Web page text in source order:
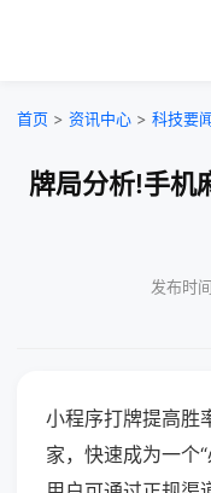
首页 > 资讯中心 > 科技要
牌局分析!手机
发布时
小程序打牌提高胜
家，快速成为一个